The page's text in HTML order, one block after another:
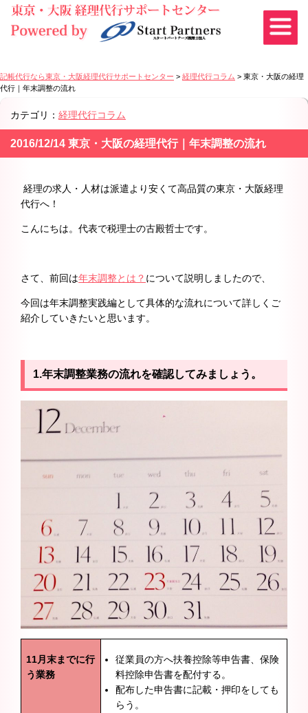
記帳代行なら東京・大阪経理代行サポートセンター > 経理代行コラム > 東京・大阪の経理
代行｜年末調整の流れ
カテゴリ： 経理代行コラム
2016/12/14 東京・大阪の経理代行｜年末調整の流れ
経理の求人・人材は派遣より安くて高品質の東京・大阪経理
代行へ！
こんにちは。代表で税理士の古殿哲士です。
さて、前回は年末調整とは？ について説明しましたので、
今回は年末調整実践編として具体的な流れについて詳しくご
紹介していきたいと思います。
1.年末調整業務の流れを確認してみましょう。
11月末までに行
う業務
従業員の方へ扶養控除等申告書、保険
料控除申告書を配付する。
配布した申告書に記載・押印をしても
らう。